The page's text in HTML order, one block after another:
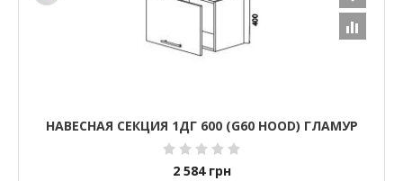
НАВЕСНАЯ СЕКЦИЯ 1ДГ 600 (G60 HOOD) ГЛАМУР
2 584 грн